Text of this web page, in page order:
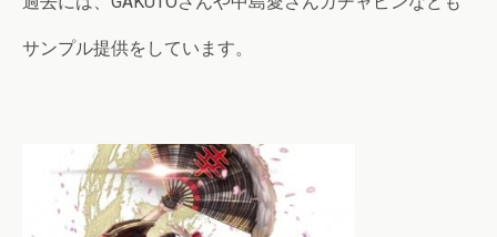
サンプル提供をしています。